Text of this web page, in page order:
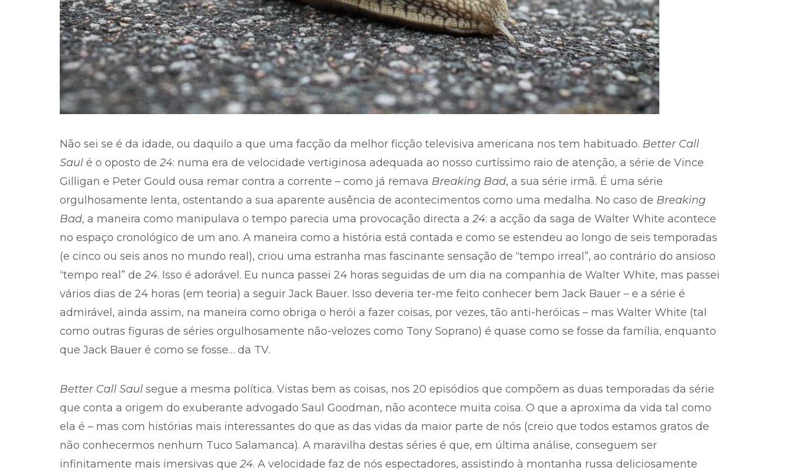
Não sei se é da idade, ou daquilo a que uma facção da melhor ficção televisiva americana nos tem habituado. Better Call
Saul é o oposto de24: numa era de velocidade vertiginosa adequada ao nosso curtíssimo raio de atenção, a série de Vince
Gilligan e Peter Gould ousa remar contra a corrente – como já remava Breaking Bad, a sua série irmã. É uma série
orgulhosamente lenta, ostentando a sua aparente ausência de acontecimentos como uma medalha. No caso de Breaking
Bad, a maneira como manipulava o tempo parecia uma provocação directa a24: a acção da saga de Walter White acontece
no espaço cronológico de um ano. A maneira como a história está contada e como se estendeu ao longo de seis temporadas
(e cinco ou seis anos no mundo real), criou uma estranha mas fascinante sensação de “tempo irreal”, ao contrário do ansioso
“tempo real” de24. Isso é adorável. Eu nunca passei 24 horas seguidas de um dia na companhia de Walter White, mas passei
vários dias de 24 horas (em teoria) a seguir Jack Bauer. Isso deveria ter-me feito conhecer bem Jack Bauer – e a série é
admirável, ainda assim, na maneira como obriga o herói a fazer coisas, por vezes, tão anti-heróicas – mas Walter White (tal
como outras figuras de séries orgulhosamente não-velozes como Tony Soprano) é quase como se fosse da família, enquanto
que Jack Bauer é como se fosse… da TV.
Better Call Saul segue a mesma política. Vistas bem as coisas, nos 20 episódios que compõem as duas temporadas da série
que conta a origem do exuberante advogado Saul Goodman, não acontece muita coisa. O que a aproxima da vida tal como
ela é – mas com histórias mais interessantes do que as das vidas da maior parte de nós (creio que todos estamos gratos de
não conhecermos nenhum Tuco Salamanca). A maravilha destas séries é que, em última análise, conseguem ser
infinitamente mais imersivas que24. A velocidade faz de nós espectadores, assistindo à montanha russa deliciosamente